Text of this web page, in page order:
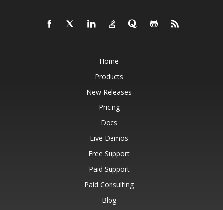
Home
Products
New Releases
Pricing
Docs
Live Demos
Free Support
Paid Support
Paid Consulting
Blog